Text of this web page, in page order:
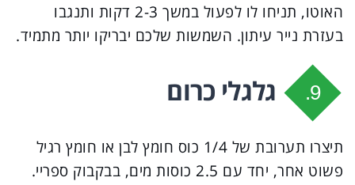
האוטו, תניחו לו לפעול במשך 2-3 דקות ותנגבו
בעזרת נייר עיתון. השמשות שלכם יבריקו יותר מתמיד.
9. גלגלי כרום
תיצרו תערובת של 1/4 כוס חומץ לבן או חומץ רגיל
פשוט אחר, יחד עם 2.5 כוסות מים, בבקבוק ספריי.